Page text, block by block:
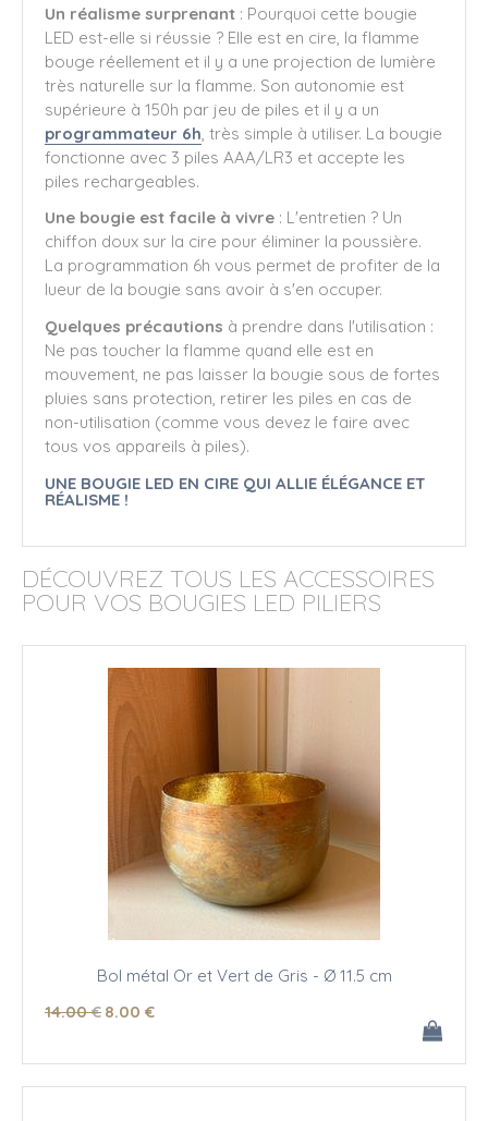
Un réalisme surprenant : Pourquoi cette bougie
LED est-elle si réussie ? Elle est en cire, la flamme
bouge réellement et il y a une projection de lumière
très naturelle sur la flamme. Son autonomie est
supérieure à 150h par jeu de piles et il y a un
programmateur 6h, très simple à utiliser. La bougie
fonctionne avec 3 piles AAA/LR3 et accepte les
piles rechargeables.
Une bougie est facile à vivre : L'entretien ? Un
chiffon doux sur la cire pour éliminer la poussière.
La programmation 6h vous permet de profiter de la
lueur de la bougie sans avoir à s'en occuper.
Quelques précautions à prendre dans l'utilisation :
Ne pas toucher la flamme quand elle est en
mouvement, ne pas laisser la bougie sous de fortes
pluies sans protection, retirer les piles en cas de
non-utilisation (comme vous devez le faire avec
tous vos appareils à piles).
UNE BOUGIE LED EN CIRE QUI ALLIE ÉLÉGANCE ET
RÉALISME !
DÉCOUVREZ TOUS LES ACCESSOIRES
POUR VOS BOUGIES LED PILIERS
Bol métal Or et Vert de Gris - Ø 11.5 cm
14.00 € 8.00 €